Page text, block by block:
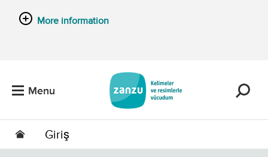
More information
Menu
Giriş